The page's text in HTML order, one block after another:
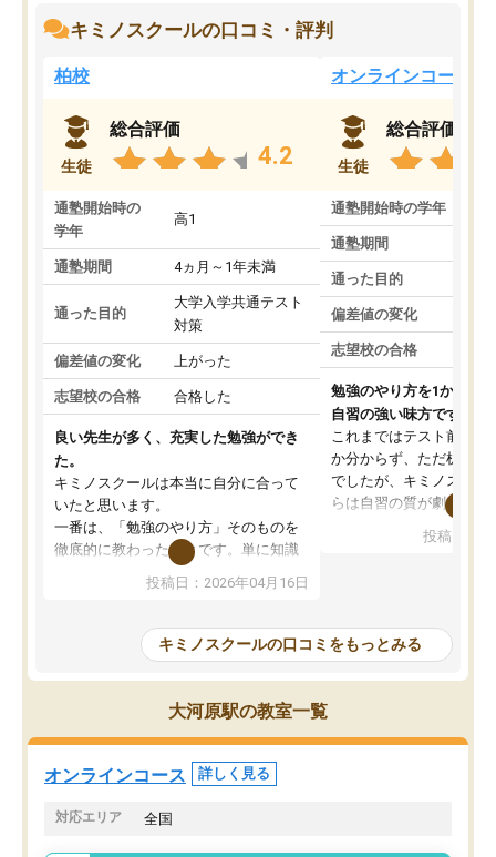
キミノスクールの口コミ・評判
柏校
生徒
総合評価
4.2
通塾開始時の
学年
高1
通塾期間 4ヵ月～1年未満
通った目的
大学入学共通テスト
対策
偏差値の変化 上がった
志望校の合格 合格した
良い先生が多く、充実した勉強ができ
た。
キミノスクールは本当に自分に合って
いたと思います。
一番は、「勉強のやり方」そのものを
徹底的に教わったことです。単に知識
を詰め込むのではなく、自学自習の習
慣が身につくよう並走してくれるの
はなくなりました。
講師の方との距離も近く、親身なコー
チングのおかげで、停滞期もモチベー
ションを維持できました。「やらされ
る勉強」から「目標のための勉強」へ
意識が変わったことが、目標校への合
投稿日：2026年04月16日
オンラインコース
生徒
総合評価
通塾開始時の学年
通塾期間
通った目的
偏差値の変化
志望校の合格
勉強のやり方を1から教
自習の強い味方です。
これまではテスト前に何
か分からず、ただ机に座
でしたが、キミノスクー
らは自習の質が劇的に変
を明確にしてくれるの
の仕方をコーチングして
ルなので、家での学習習
身につきました。結果と
た。自分から学ぶ姿勢を
投稿日：
キミノスクールの口コミをもっとみる
大河原駅の教室一覧
オンラインコース 詳しく見る
対応エリア 全国